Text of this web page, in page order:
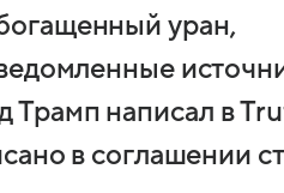
уран,
Трамп написал в
в соглашении